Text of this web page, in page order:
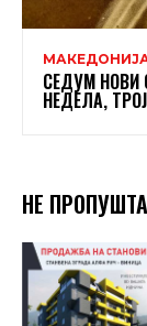
СЕДУМ НОВИ
НЕДЕЛА,
НЕ